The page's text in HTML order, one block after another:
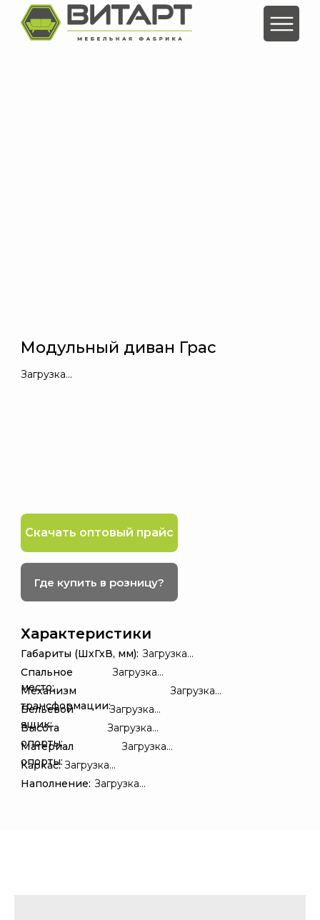
Загрузка...
Модульный диван Грас
Где купить в розницу?
Скачать оптовый прайс
Габариты (ШхГхВ, мм): Загрузка...
Загрузка...
Спальное
место:
Загрузка...
Механизм
трансформации:Загрузка...
Бельевой
ящик:
Загрузка...
Высота
опорты:
Загрузка...
Материал
опорты:
Загрузка...
Наполнение:
Каркас: Загрузка...
Характеристики